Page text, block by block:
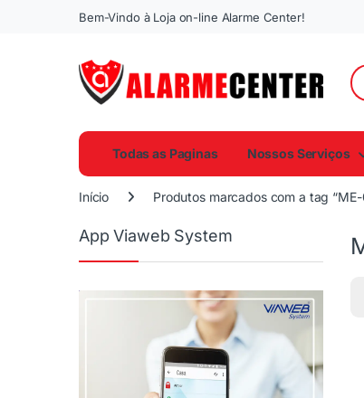
Bem-Vindo à Loja on-line Alarme Center!
Todas as Paginas Nossos Serviços
Início Produtos marcados com a tag
App Viaweb System